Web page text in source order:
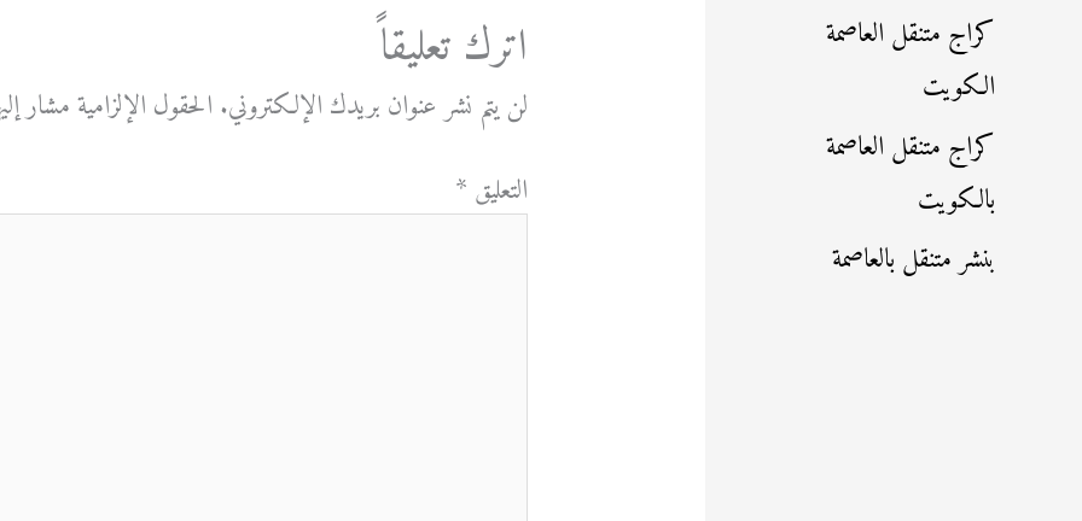
كراج متنقل العاصمة
الكويت
كراج متنقل العاصمة
بالكويت
بنشر متنقل بالعاصمة
اترك تعليقاً
لن يتم نشر عنوان بريدك الإلكتروني. الحقول الإلزامية مشار
التعليق *